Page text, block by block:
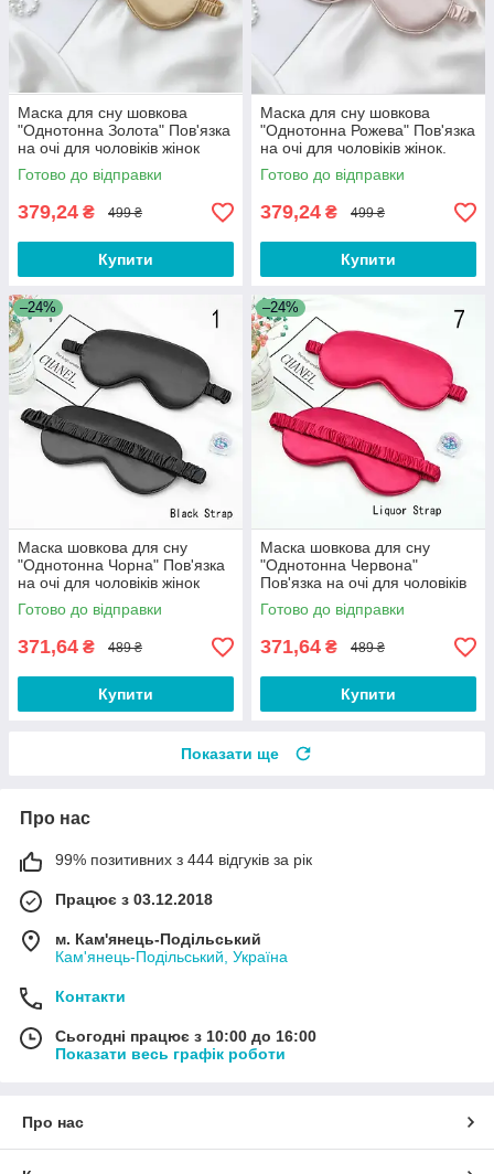
Маска для сну шовкова
"Однотонна Золота" Пов'язка
на очі для чоловіків жінок
Готово до відправки
379,24 ₴ 499 ₴
Купити
Маска для сну шовкова
"Однотонна Рожева" Пов'язка
на очі для чоловіків жінок.
Маска для сну рожева
Готово до відправки
379,24 ₴ 499 ₴
Купити
–24%
Маска шовкова для сну
"Однотонна Чорна" Пов'язка
на очі для чоловіків жінок
DSY-01
Готово до відправки
371,64 ₴ 489 ₴
Купити
–24%
Маска шовкова для сну
"Однотонна Червона"
Пов'язка на очі для чоловіків
жінок DSY-01
Готово до відправки
371,64 ₴ 489 ₴
Купити
Показати ще
Про нас
99% позитивних з 444 відгуків за рік
Працює з 03.12.2018
м. Кам'янець-Подільський
Кам'янець-Подільський, Україна
Контакти
Сьогодні працює з 10:00 до 16:00
Показати весь графік роботи
Про нас